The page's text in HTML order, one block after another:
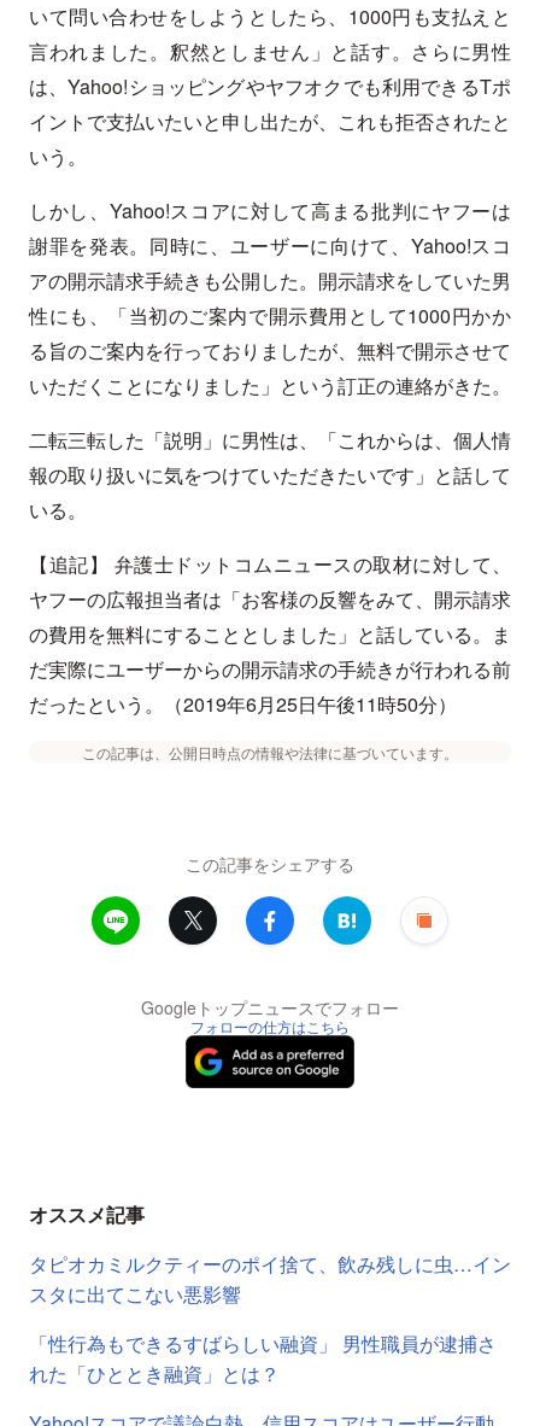
いて問い合わせをしようとしたら、1000円も支払えと
言われました。釈然としません」と話す。さらに男性
は、Yahoo!ショッピングやヤフオクでも利用できるTポ
イントで支払いたいと申し出たが、これも拒否されたと
いう。
しかし、Yahoo!スコアに対して高まる批判にヤフーは
謝罪を発表。同時に、ユーザーに向けて、Yahoo!スコ
アの開示請求手続きも公開した。開示請求をしていた男
性にも、「当初のご案内で開示費用として1000円かか
る旨のご案内を行っておりましたが、無料で開示させて
いただくことになりました」という訂正の連絡がきた。
二転三転した「説明」に男性は、「これからは、個人情
報の取り扱いに気をつけていただきたいです」と話して
いる。
【追記】 弁護士ドットコムニュースの取材に対して、
ヤフーの広報担当者は「お客様の反響をみて、開示請求
の費用を無料にすることとしました」と話している。ま
だ実際にユーザーからの開示請求の手続きが行われる前
だったという。（2019年6月25日午後11時50分）
この記事は、公開日時点の情報や法律に基づいています。
この記事をシェアする
Googleトップニュースでフォロー
フォローの仕方はこちら
オススメ記事
タピオカミルクティーのポイ捨て、飲み残しに虫…イン
スタに出てこない悪影響
「性行為もできるすばらしい融資」 男性職員が逮捕さ
れた「ひととき融資」とは？